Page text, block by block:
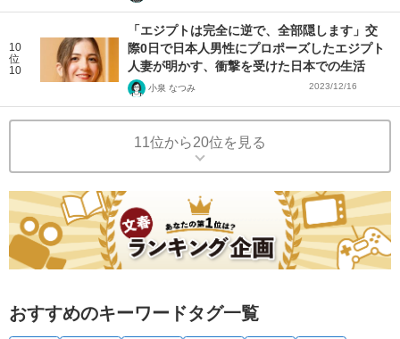
10
位
10
「エジプトは完全に逆で、全部隠します」交
際0日で日本人男性にプロポーズしたエジプト
人妻が明かす、衝撃を受けた日本での生活
小泉 なつみ 2023/12/16
11位から20位を見る
おすすめのキーワードタグ一覧